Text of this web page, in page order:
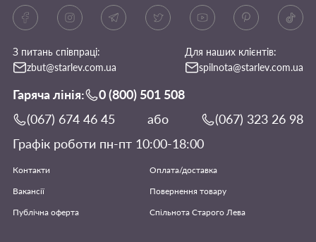
З питань співпраці:
zbut@starlev.com.ua
Для наших клієнтів:
spilnota@starlev.com.ua
Гаряча лінія:
0 (800) 501 508
(067) 674 46 45
або
(067) 323 26 98
Графік роботи пн-пт 10:00-18:00
Контакти
Оплата/доставка
Вакансії
Повернення товару
Публічна оферта
Спільнота Старого Лева